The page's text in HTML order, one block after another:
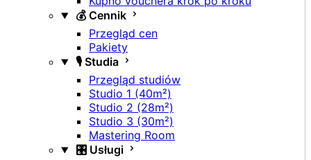
💰 Cennik
Przegląd cen
Pakiety
🎙️ Studia
Przegląd studiów
Studio 1 (40m²)
Studio 2 (28m²)
Studio 3 (30m²)
Mastering Room
🎛️ Usługi